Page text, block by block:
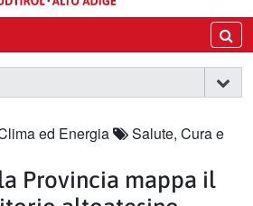
ed Energia
Salute, Cura e
Provincia mappa il